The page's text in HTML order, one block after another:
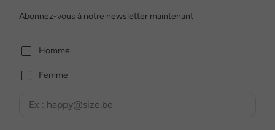
Abonnez-vous à notre newsletter maintenant
Homme
Femme